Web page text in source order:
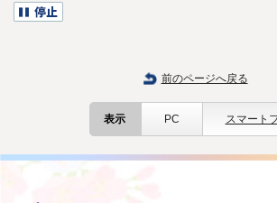
前のページへ戻る
表示 PC スマート